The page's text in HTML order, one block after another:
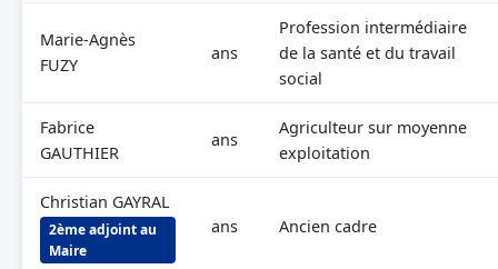
Marie-Agnès
FUZY
ans
Profession intermédiaire
de la santé et du travail
social
Fabrice
GAUTHIER
ans
Agriculteur sur moyenne
exploitation
Christian GAYRAL
2ème adjoint au
Maire
ans Ancien cadre